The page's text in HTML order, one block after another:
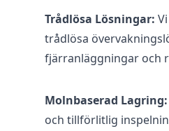
Trådlösa Lösningar:
trådlösa
fjärranläggningar och
Molnbaserad Lagring:
och tillförlitlig